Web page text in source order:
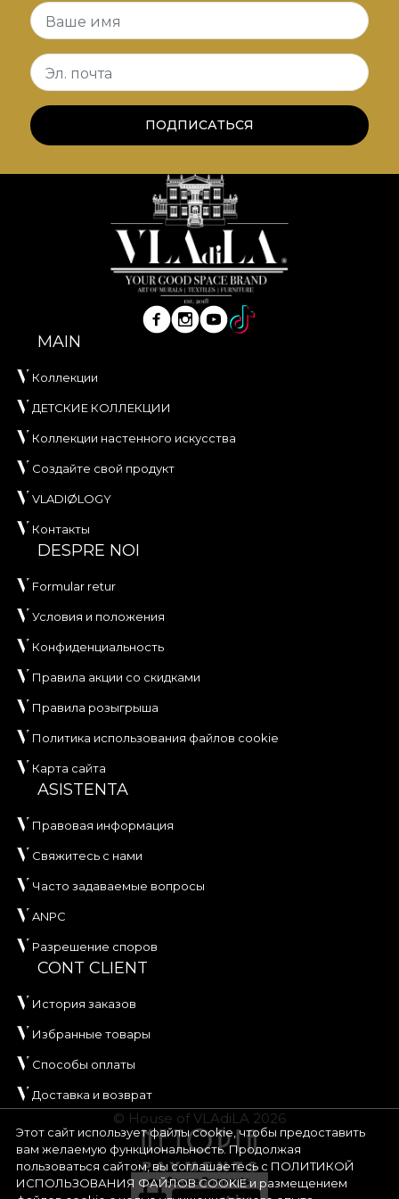
спорно (либо ничего не идеально, либо всё
идеально), мы обратились к науке — другому
виду искусства — чтобы его найти. В этом ключе
наши дизайны отражают контуры
человеческого тела с особой символикой. Это
идеальный баланс между искусством и
природой.
*Из любви и уважения к природе все наши
обои изготовлены из натуральных, экологичных
и биоразлагаемых материалов.
**House of VLAdiLA рекомендует использовать
собственный клей при поклейке обоев. Так вы
получите быстрый, безопасный и эффективный
процесс обновления, соответствующий самым
Этот сайт использует файлы cookie, чтобы предоставить
вам желаемую функциональность. Продолжая
пользоваться сайтом, вы соглашаетесь с ПОЛИТИКОЙ
ИСПОЛЬЗОВАНИЯ ФАЙЛОВ COOKIEи размещением
Ваше имя
Эл. почта
ПОДПИСАТЬСЯ
MAIN
Коллекции
ДЕТСКИЕ КОЛЛЕКЦИИ
Коллекции настенного искусства
Создайте свой продукт
VLADIØLOGY
Контакты
DESPRE NOI
Formular retur
Условия и положения
Конфиденциальность
Правила акции со скидками
Правила розыгрыша
Политика использования файлов cookie
Карта сайта
ASISTENTA
Правовая информация
Свяжитесь с нами
Часто задаваемые вопросы
ANPC
Разрешение споров
CONT CLIENT
История заказов
Избранные товары
Способы оплаты
Доставка и возврат
© House of VLAdiLA 2026